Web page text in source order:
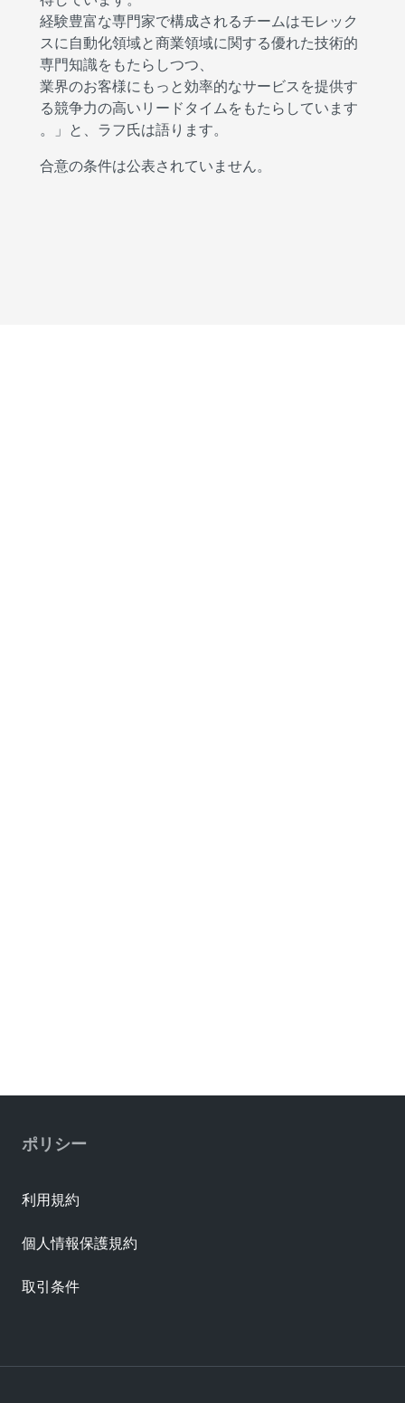
経験豊富な専門家で構成されるチームはモレック
スに自動化領域と商業領域に関する優れた技術的
専門知識をもたらしつつ、
業界のお客様にもっと効率的なサービスを提供す
る競争力の高いリードタイムをもたらしています
。」と、ラフ氏は語ります。
合意の条件は公表されていません。
ポリシー
利用規約
個人情報保護規約
取引条件